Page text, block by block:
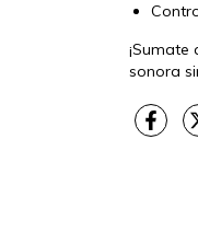
sonora